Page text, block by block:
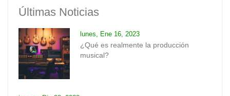
Últimas Noticias
lunes, Ene 16, 2023
¿Qué es realmente la producción
musical?